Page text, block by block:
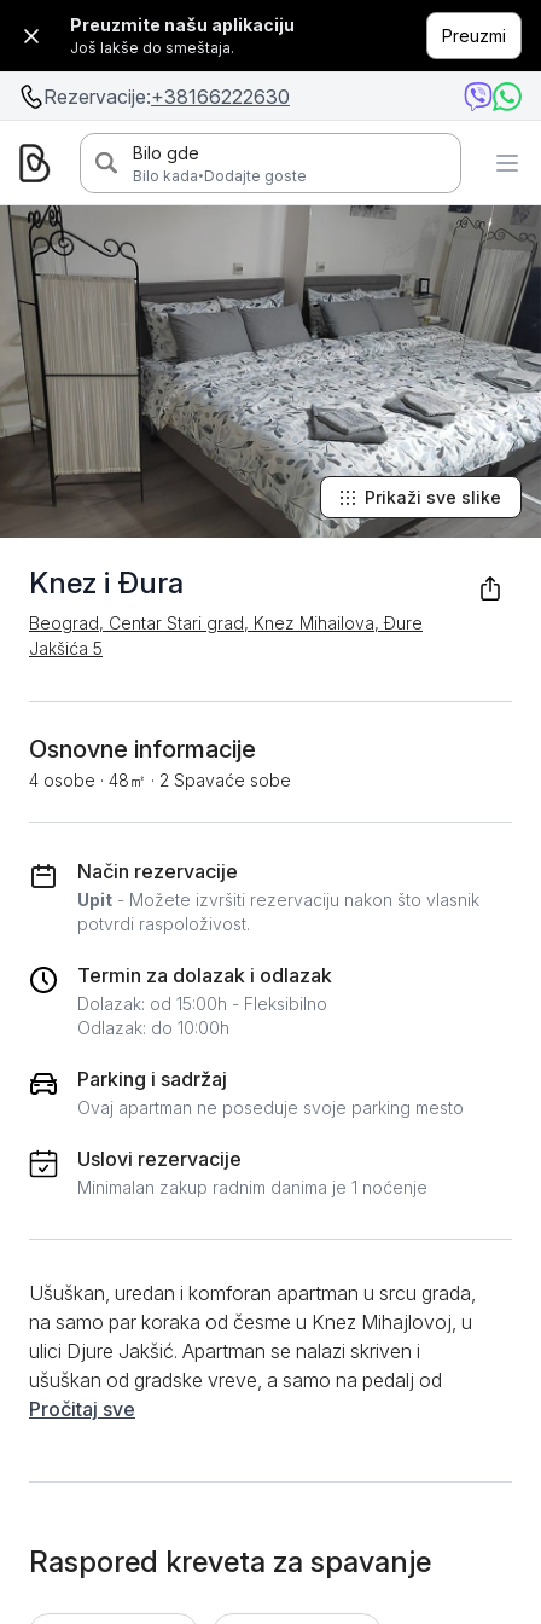
Preuzmite našu aplikaciju
Još lakše do smeštaja.
Preuzmi
Rezervacije:+38166222630
Bilo gde
Bilo kada·Dodajte goste
Knez i Đura
Beograd, Centar Stari grad, Knez Mihailova, Đure
Jakšića 5
Prikaži sve slike
Osnovne informacije
4 osobe · 48㎡ · 2 Spavaće sobe
Način rezervacije
Upit - Možete izvršiti rezervaciju nakon što vlasnik
potvrdi raspoloživost.
Termin za dolazak i odlazak
Dolazak: od 15:00h - Fleksibilno
Odlazak: do 10:00h
Parking i sadržaj
Ovaj apartman ne poseduje svoje parking mesto
Uslovi rezervacije
Minimalan zakup radnim danima je 1 noćenje
Ušuškan, uredan i komforan apartman u srcu grada,
na samo par koraka od česme u Knez Mihajlovoj, u
ulici Djure Jakšić. Apartman se nalazi skriven i
ušuškan od gradske vreve, a samo na pedalj od
glavne turističke ulice i šetačke zone. Smešten je u
Pored našeg ulaza nalazi se oftamoloska ordinacija i
ordinacija za estetsku medicinu. Apartman u svom
sklopu sadrzi WIFI, TV, klima uređaj,mikrotalasnu
Pročitaj sve
Raspored kreveta za spavanje